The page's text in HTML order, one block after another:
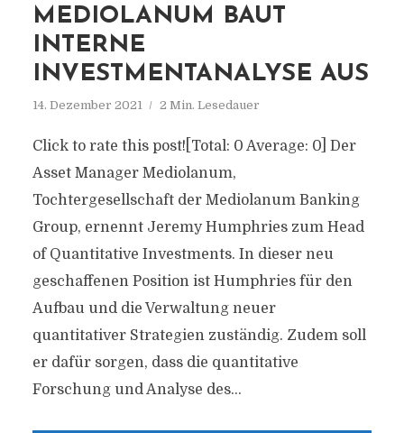
MEDIOLANUM BAUT
INTERNE
INVESTMENTANALYSE AUS
14. Dezember 2021 2 Min. Lesedauer
Click to rate this post![Total: 0 Average: 0] Der
Asset Manager Mediolanum,
Tochtergesellschaft der Mediolanum Banking
Group, ernennt Jeremy Humphries zum Head
of Quantitative Investments. In dieser neu
geschaffenen Position ist Humphries für den
Aufbau und die Verwaltung neuer
quantitativer Strategien zuständig. Zudem soll
er dafür sorgen, dass die quantitative
Forschung und Analyse des...